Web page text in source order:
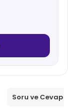
Soru ve Cevap